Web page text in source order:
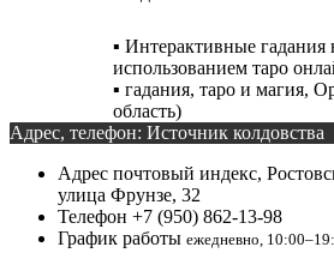
▪️ Интерактивные гадания
использованием таро
▪️ гадания, таро и магия,
область)
Адрес, телефон: Источник колдовства
Адрес почтовый индекс,
улица Фрунзе, 32
Телефон +7 (950) 862-13-98
График работы ежедневно,